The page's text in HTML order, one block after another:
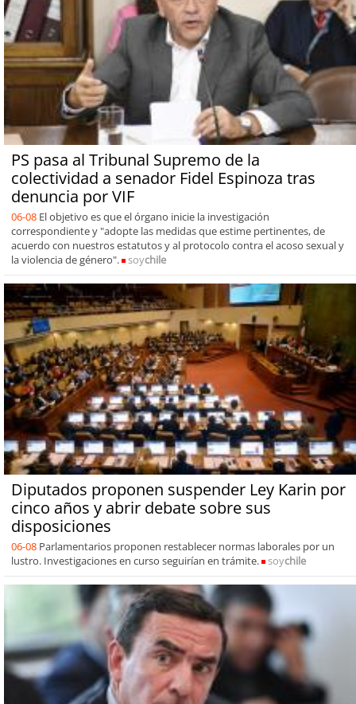
PS pasa al Tribunal Supremo de la
colectividad a senador Fidel Espinoza tras
denuncia por VIF
06-08 El objetivo es que el órgano inicie la investigación
correspondiente y "adopte las medidas que estime pertinentes, de
acuerdo con nuestros estatutos y al protocolo contra el acoso sexual y
la violencia de género".
soychile
Diputados proponen suspender Ley Karin por
cinco años y abrir debate sobre sus
disposiciones
06-08 Parlamentarios proponen restablecer normas laborales por un
lustro. Investigaciones en curso seguirían en trámite.
soychile